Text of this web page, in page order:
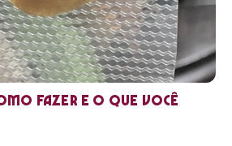
fazer e o que você